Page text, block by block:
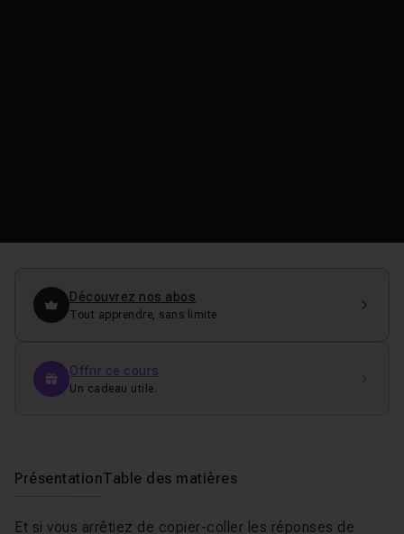
Découvrez nos abos
Tout apprendre, sans limite
Offrir ce cours
Un cadeau utile.
PrésentationTable des matières
Et si vous arrêtiez de copier-coller les réponses de